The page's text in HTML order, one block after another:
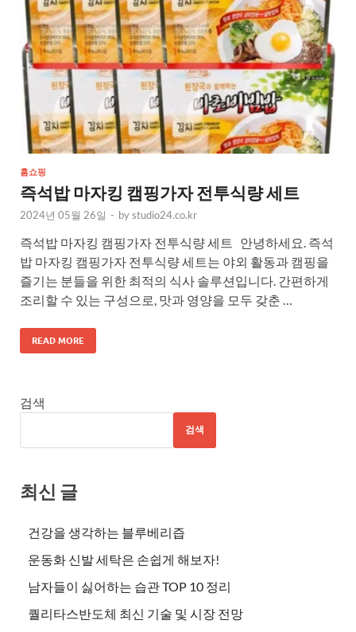
홈쇼핑
즉석밥 마자킹 캠핑가자 전투식량 세트
2024년 05월 26일 - bystudio24.co.kr
즉석밥 마자킹 캠핑가자 전투식량 세트 안녕하세요. 즉석
밥 마자킹 캠핑가자 전투식량 세트는 야외 활동과 캠핑을
즐기는 분들을 위한 최적의 식사 솔루션입니다. 간편하게
조리할 수 있는 구성으로, 맛과 영양을 모두 갖춘 …
READ MORE
검색
검색
최신 글
건강을 생각하는 블루베리즙
운동화 신발 세탁은 손쉽게 해보자!
남자들이 싫어하는 습관 TOP 10 정리
퀄리타스반도체 최신 기술 및 시장 전망